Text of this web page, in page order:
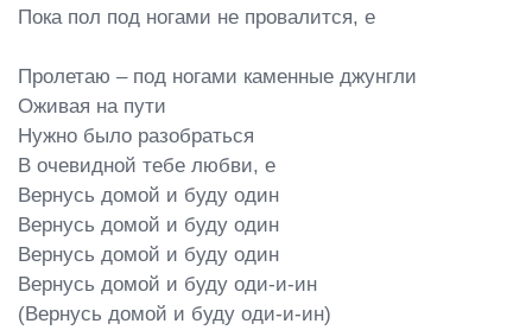
Пока пол под ногами не провалится, е
Пролетаю – под ногами каменные джунгли
Оживая на пути
Нужно было разобраться
В очевидной тебе любви, е
Вернусь домой и буду один
Вернусь домой и буду один
Вернусь домой и буду один
Вернусь домой и буду оди-и-ин
(Вернусь домой и буду оди-и-ин)